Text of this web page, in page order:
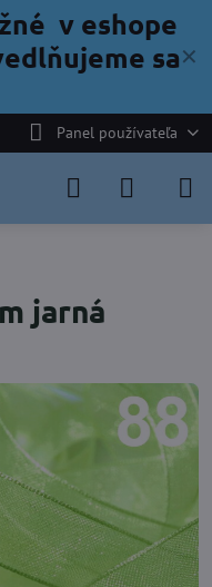
✕
v eshope
sa
Panel používateľa
jarná